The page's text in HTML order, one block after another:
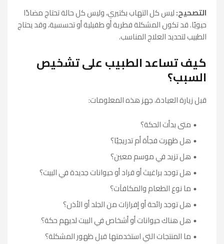
التصحيح:ليس كل التهاب بكتيري، وليس كل حالة تحتاج مضادًا
حيويًا. قد تكون المشكلة فطرية أو طفيلية أو تحسسية، وقد يحتاج
الطبيب لتحديد العلاج المناسب.
كيف تساعد الطبيب على تشخيص
السبب؟
قبل زيارة العيادة، جهز هذه المعلومات:
متى بدأت الحكة؟
هل ظهرت فجأة أم تدريجيًا؟
هل تزيد في موسم معين؟
هل توجد براغيث أو قراد أو حيوانات جديدة في البيت؟
ما نوع الطعام والمكافآت؟
هل توجد رائحة أو إفرازات من الجلد أو الأذن؟
هل هناك حيوانات أو أشخاص في البيت لديهم حكة؟
ما المنتجات التي استخدمتها قبل ظهور المشكلة؟